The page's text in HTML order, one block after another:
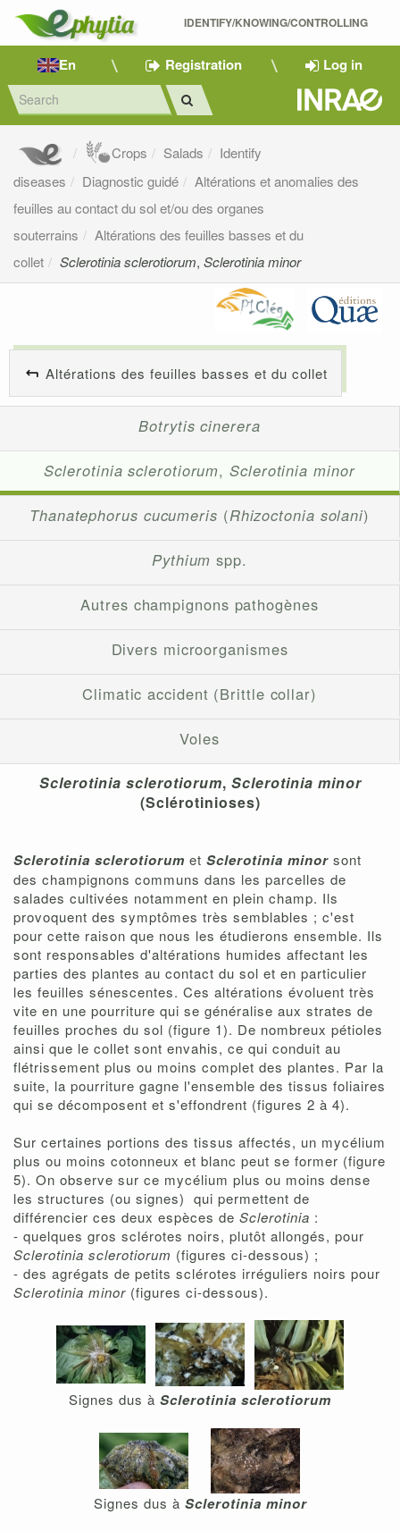
IDENTIFY/KNOWING/CONTROLLING
En Registration Log in
Crops Salads
Identify
diseases
Diagnostic guidé
Altérations et anomalies des
feuilles au contact du sol et/ou des organes
souterrains
Altérations des feuilles basses et du
collet
Sclerotinia sclerotiorum, Sclerotinia minor
Altérations des feuilles basses et du collet
Botrytis cinerera
Sclerotinia sclerotiorum,Sclerotinia minor
Thanatephorus cucumeris (Rhizoctonia solani)
Pythium spp.
Autres champignons pathogènes
Divers microorganismes
Climatic accident (Brittle collar)
Voles
Sclerotinia sclerotiorum, Sclerotinia minor
(Sclérotinioses)
Sclerotinia sclerotiorum et Sclerotinia minor sont
des champignons communs dans les parcelles de
salades cultivées notamment en plein champ. Ils
provoquent des symptômes très semblables ; c'est
pour cette raison que nous les étudierons ensemble. Ils
sont responsables d'altérations humides affectant les
parties des plantes au contact du sol et en particulier
les feuilles sénescentes. Ces altérations évoluent très
vite en une pourriture qui se généralise aux strates de
feuilles proches du sol (figure 1). De nombreux pétioles
ainsi que le collet sont envahis, ce qui conduit au
flétrissement plus ou moins complet des plantes. Par la
suite, la pourriture gagne l'ensemble des tissus foliaires
qui se décomposent et s'effondrent (figures 2 à 4).
Sur certaines portions des tissus affectés, un mycélium
plus ou moins cotonneux et blanc peut se former (figure
5). On observe sur ce mycélium plus ou moins dense
les structures (ou signes) qui permettent de
différencier ces deux espèces de Sclerotinia :
- quelques gros sclérotes noirs, plutôt allongés, pour
Sclerotinia sclerotiorum (figures ci-dessous) ;
- des agrégats de petits sclérotes irréguliers noirs pour
Sclerotinia minor (figures ci-dessous).
Signes dus à Sclerotinia sclerotiorum
Signes dus à Sclerotinia minor